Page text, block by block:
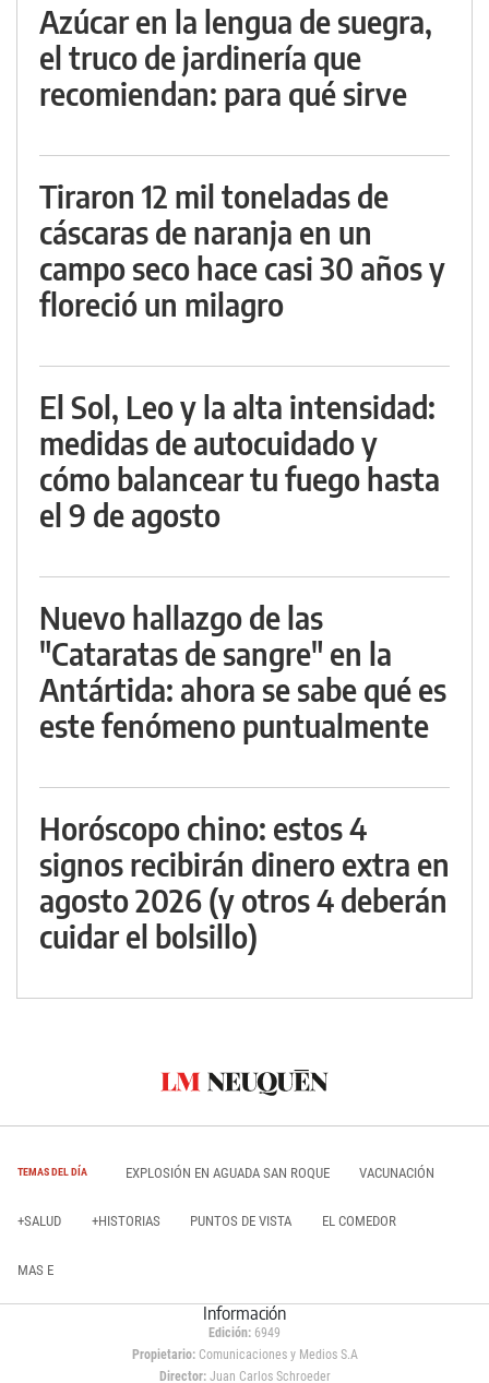
Azúcar en la lengua de suegra,
el truco de jardinería que
recomiendan: para qué sirve
Tiraron 12 mil toneladas de
cáscaras de naranja en un
campo seco hace casi 30 años y
floreció un milagro
El Sol, Leo y la alta intensidad:
medidas de autocuidado y
cómo balancear tu fuego hasta
el 9 de agosto
Nuevo hallazgo de las
"Cataratas de sangre" en la
Antártida: ahora se sabe qué es
este fenómeno puntualmente
Horóscopo chino: estos 4
signos recibirán dinero extra en
agosto 2026 (y otros 4 deberán
cuidar el bolsillo)
TEMAS DEL DÍA EXPLOSIÓN EN AGUADA SAN ROQUE VACUNACIÓN
+SALUD +HISTORIAS PUNTOS DE VISTA EL COMEDOR
MAS E
Información
Edición: 6949
Propietario:Comunicaciones y Medios S.A
Director: Juan Carlos Schroeder